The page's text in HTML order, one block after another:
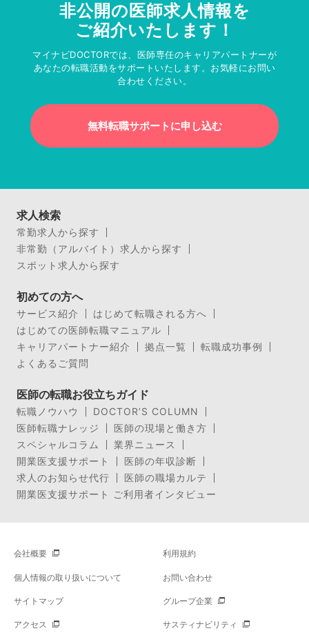
非公開の医師求人情報を
ご紹介いたします！
マイナビDOCTORでは、医師専任のキャリアパートナーが
あなたの転職活動をサポートいたします。お気軽にお問い
合わせください。
無料転職サポートに申し込む
求人検索
常勤求人から探す
非常勤（アルバイト）求人から探す
スポット求人から探す
初めての方へ
サービス紹介
はじめて転職される方へ
はじめての医師転職マニュアル
キャリアパートナー紹介
拠点一覧
転職成功事例
よくあるご質問
医師の転職お役立ちガイド
転職ノウハウ
DOCTOR’S COLUMN
医師転職ナレッジ
医師の現場と働き方
スペシャルコラム
業界ニュース
開業医支援サポート
医師の年収診断
求人のお知らせ代行
医師の職場カルテ
開業医支援サポート ご利用者インタビュー
会社概要 利用規約
個人情報の取り扱いについて お問い合わせ
サイトマップ グループ企業
アクセス サスティナビリティ